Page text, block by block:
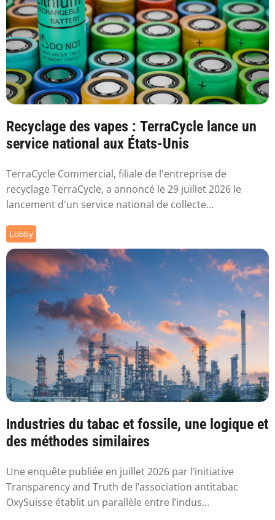
Recyclage des vapes : TerraCycle lance un
service national aux États-Unis
TerraCycle Commercial, filiale de l'entreprise de
recyclage TerraCycle, a annoncé le 29 juillet 2026 le
lancement d'un service national de collecte...
Lobby
Industries du tabac et fossile, une logique et
des méthodes similaires
Une enquête publiée en juillet 2026 par l’initiative
Transparency and Truth de l’association antitabac
OxySuisse établit un parallèle entre l’indus...